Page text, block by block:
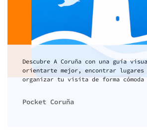
Descubre A Coruña con una guía
orientarte mejor, encontrar lugares
organizar tu visita de forma
Pocket Coruña